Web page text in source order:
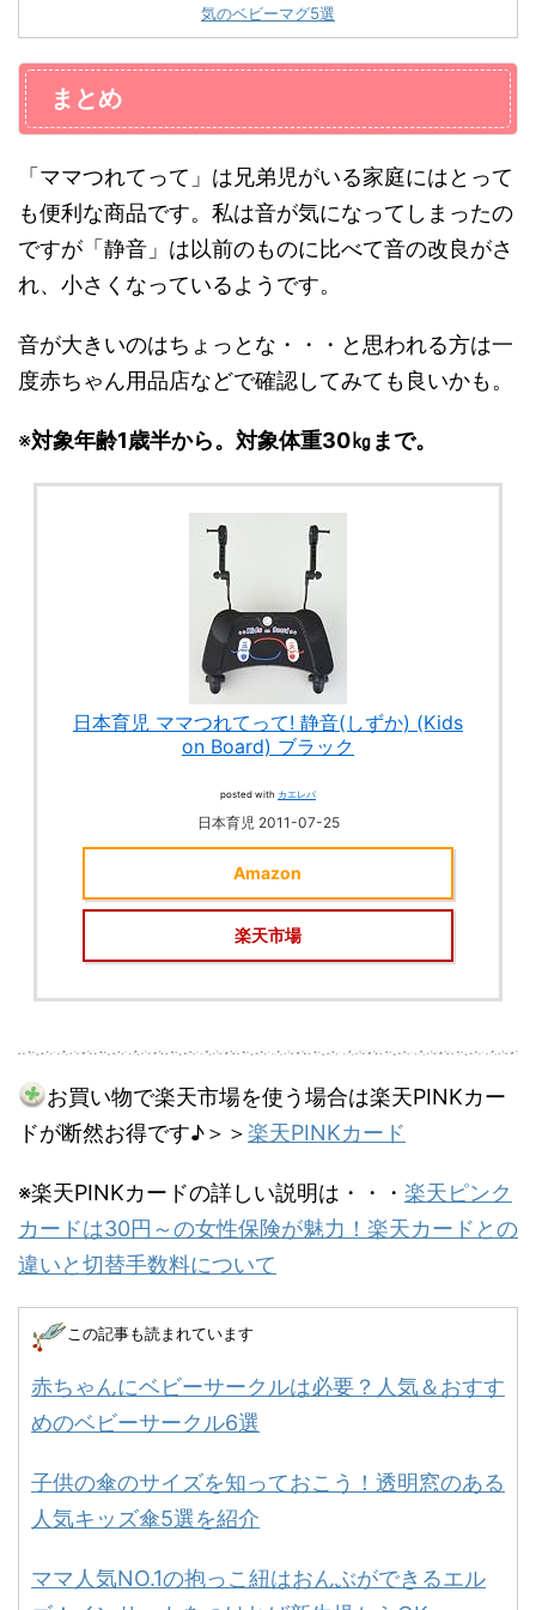
気のベビーマグ5選
まとめ
「ママつれてって」は兄弟児がいる家庭にはとって
も便利な商品です。私は音が気になってしまったの
ですが「静音」は以前のものに比べて音の改良がさ
れ、小さくなっているようです。
音が大きいのはちょっとな・・・と思われる方は一
度赤ちゃん用品店などで確認してみても良いかも。
※対象年齢1歳半から。対象体重30㎏まで。
日本育児 ママつれてって! 静音(しずか) (Kids
on Board) ブラック
posted with カエレバ
日本育児 2011-07-25
Amazon
楽天市場
お買い物で楽天市場を使う場合は楽天PINKカー
ドが断然お得です♪＞＞楽天PINKカード
※楽天PINKカードの詳しい説明は・・・ 楽天ピンク
カードは30円～の女性保険が魅力！楽天カードとの
違いと切替手数料について
この記事も読まれています
赤ちゃんにベビーサークルは必要？人気＆おすす
めのベビーサークル6選
子供の傘のサイズを知っておこう！透明窓のある
人気キッズ傘5選を紹介
ママ人気NO.1の抱っこ紐はおんぶができるエル